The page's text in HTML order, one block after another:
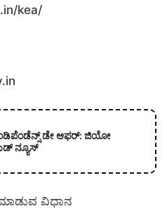
kea/
ಡೇ ಆಫರ್: ಜಿಯೋ
ನ್ಯೂಸ್
ವಿಧಾನ